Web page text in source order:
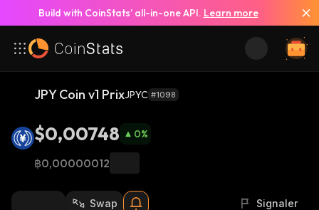
Build with CoinStats’ all-in-one API. Learn more
JPY Coin v1 PrixJPYC #1098
$0,00748 0%
฿0,00000012
Swap Signaler